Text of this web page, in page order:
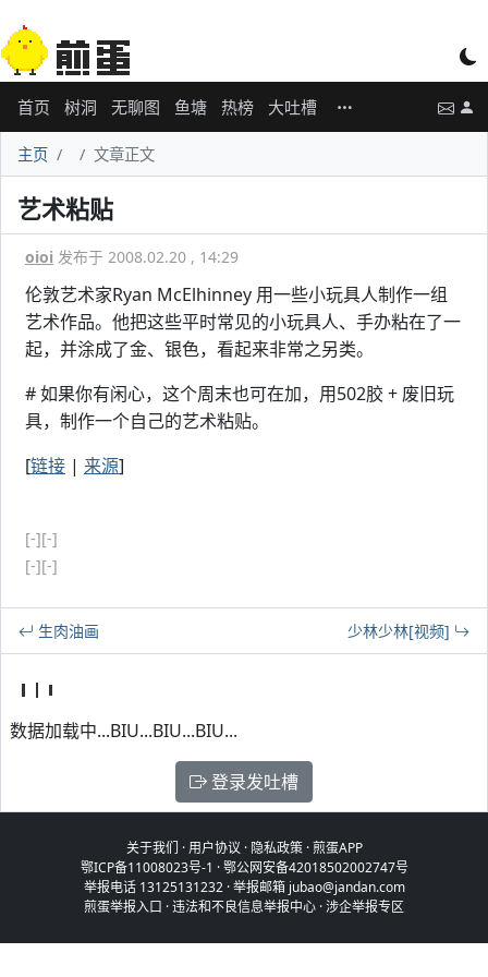
首页 树洞 无聊图 鱼塘 热榜 大吐槽
主页 文章正文
艺术粘贴
oioi 发布于 2008.02.20 , 14:29
伦敦艺术家Ryan McElhinney 用一些小玩具人制作一组
艺术作品。他把这些平时常见的小玩具人、手办粘在了一
起，并涂成了金、银色，看起来非常之另类。
# 如果你有闲心，这个周末也可在加，用502胶 + 废旧玩
具，制作一个自己的艺术粘贴。
[链接 | 来源]
[-][-]
[-][-]
生肉油画 少林少林[视频]
数据加载中...BIU...BIU...BIU...
登录发吐槽
关于我们 ·用户协议 · 隐私政策·煎蛋APP
鄂ICP备11008023号-1 ·鄂公网安备42018502002747号
举报电话 13125131232 · 举报邮箱 jubao@jandan.com
煎蛋举报入口 ·违法和不良信息举报中心 ·涉企举报专区